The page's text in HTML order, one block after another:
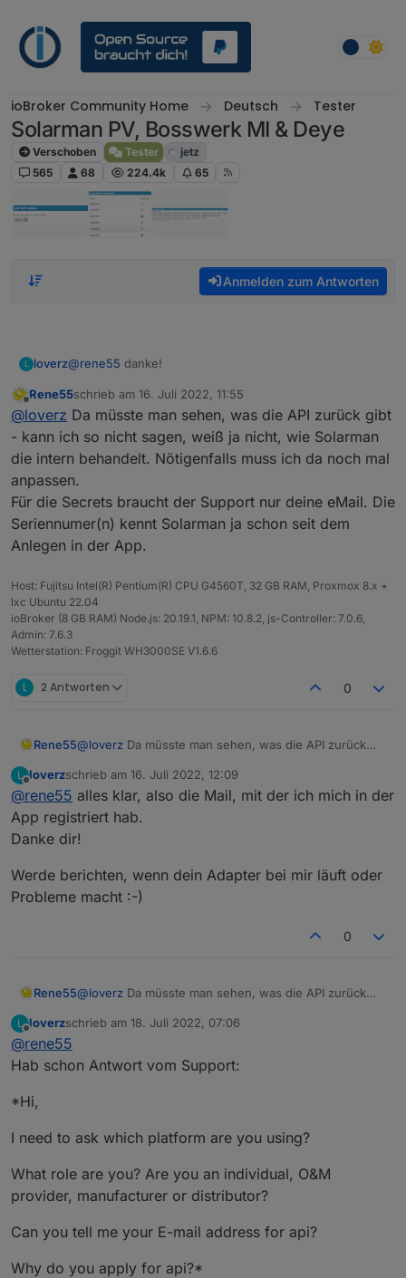
ioBroker Community Home Deutsch Tester
Solarman PV, Bosswerk MI & Deye
Verschoben Tester
jetz
565
68 224.4k 65
Anmelden zum Antworten
L loverz@rene55 danke!
Dass mittlerweile mehrere BKWs möglich sind, habe ich
gelesen. Sind aber auch mehrere logger (Inverter) je
Balkonkraftwerk möglich?
Also kann man den Support in deutsch anschreiben?
Reicht die Seriennnummer vom Inverter, oder was
brauchen die?
Offline
Rene55schrieb am 16. Juli 2022, 11:55
zuletzt editiert von
@loverz Da müsste man sehen, was die API zurück gibt
- kann ich so nicht sagen, weiß ja nicht, wie Solarman
die intern behandelt. Nötigenfalls muss ich da noch mal
anpassen.
Für die Secrets braucht der Support nur deine eMail. Die
Seriennumer(n) kennt Solarman ja schon seit dem
Anlegen in der App.
Host: Fujitsu Intel(R) Pentium(R) CPU G4560T, 32 GB RAM, Proxmox 8.x +
lxc Ubuntu 22.04
ioBroker (8 GB RAM) Node.js: 20.19.1, NPM: 10.8.2, js-Controller: 7.0.6,
Admin: 7.6.3
Wetterstation: Froggit WH3000SE V1.6.6
L 2 Antworten 0
Rene55@loverz Da müsste man sehen, was die API zurück
Solarman die intern behandelt. Nötigenfalls muss ich
da noch mal anpassen.
Für die Secrets braucht der Support nur deine eMail.
Die Seriennumer(n) kennt Solarman ja schon seit dem
Anlegen in der App.
L
Offline
loverzschrieb am 16. Juli 2022, 12:09
zuletzt editiert von
@rene55 alles klar, also die Mail, mit der ich mich in der
App registriert hab.
Danke dir!
Werde berichten, wenn dein Adapter bei mir läuft oder
Probleme macht :-)
0
Rene55@loverz Da müsste man sehen, was die API zurück
Solarman die intern behandelt. Nötigenfalls muss ich
Für die Secrets braucht der Support nur deine eMail.
L
Offline
loverzschrieb am 18. Juli 2022, 07:06
zuletzt editiert von
@rene55
Hab schon Antwort vom Support:
*Hi,
I need to ask which platform are you using?
What role are you? Are you an individual, O&M
provider, manufacturer or distributor?
Can you tell me your E-mail address for api?
Why do you apply for api?*